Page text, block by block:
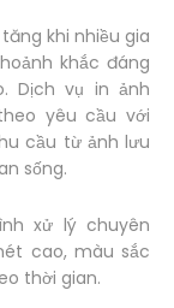
khi nhiều gia
khắc đáng
Dịch vụ in ảnh
yêu cầu với
cầu từ ảnh lưu
sống.
xử lý chuyên
cao, màu sắc
thời gian.